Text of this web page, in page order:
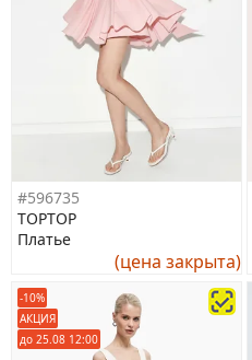
#596735
TOPTOP
Платье
(цена закрыта)
-10%
АКЦИЯ
до 25.08 12:00